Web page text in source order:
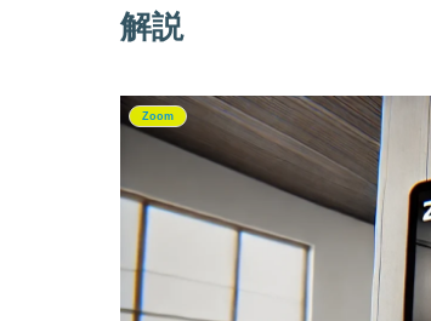
解説
Zoom